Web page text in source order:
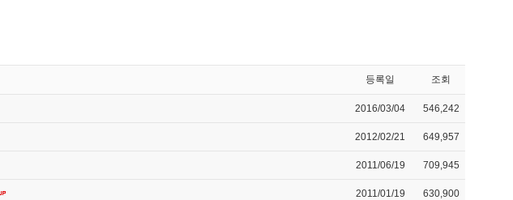
등록일 조회
2016/03/04 546,242
2012/02/21 649,957
2011/06/19 709,945
2011/01/19 630,900